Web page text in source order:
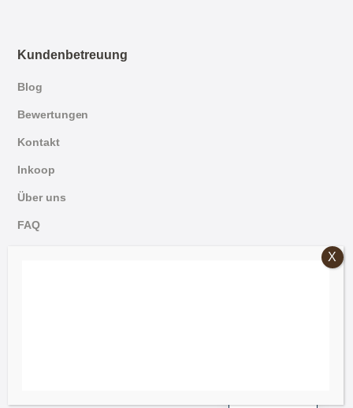
Kundenbetreuung
Blog
Bewertungen
Kontakt
Inkoop
Über uns
FAQ